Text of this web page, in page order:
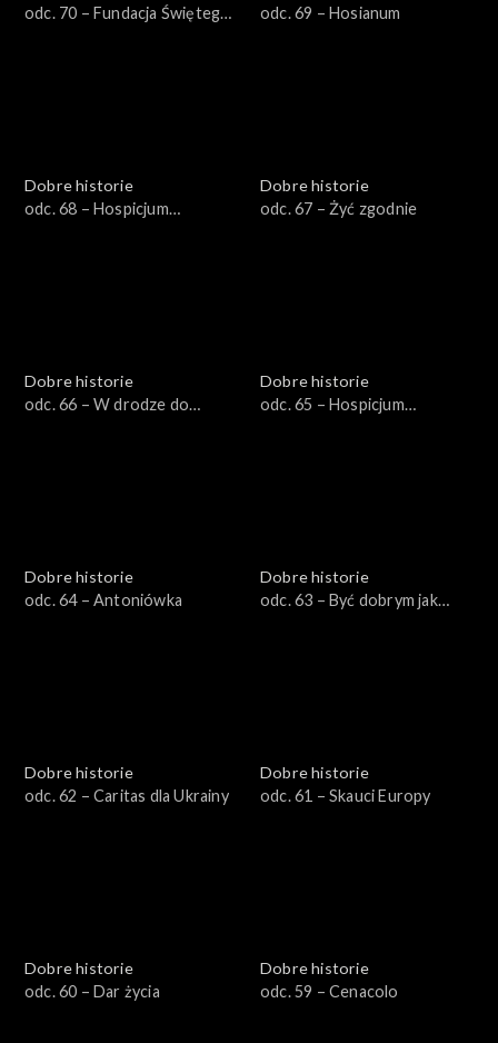
odc. 70 – Fundacja Świętego
odc. 69 – Hosianum
Dobre historie
odc. 68 – Hospicjum
Dobre historie
odc. 67 – Żyć zgodnie
Dobre historie
odc. 66 – W drodze do
Dobre historie
odc. 65 – Hospicjum
Dobre historie
odc. 64 – Antoniówka
Dobre historie
odc. 63 – Być dobrym jak
Dobre historie
odc. 62 – Caritas dla Ukrainy
Dobre historie
odc. 61 – Skauci Europy
Dobre historie
odc. 60 – Dar życia
Dobre historie
odc. 59 – Cenacolo